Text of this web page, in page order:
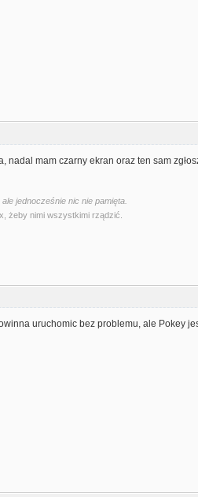
mam czarny ekran oraz ten sam
jednocześnie nic nie pamięta.
żeby nimi wszystkimi rządzić.
uruchomic bez problemu, ale Pokey